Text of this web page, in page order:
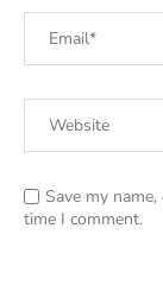
Save my
time I comment.